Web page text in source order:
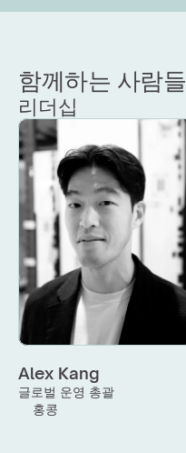
함께하는 사람들
리더십
Alex Kang
글로벌 운영 총괄
홍콩